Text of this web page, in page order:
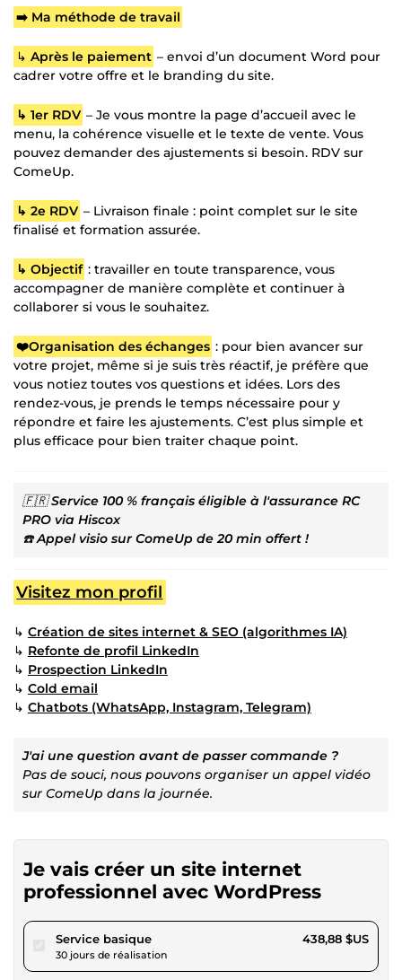
➡️ Ma méthode de travail
↳ Après le paiement – envoi d’un document Word pour
cadrer votre offre et le branding du site.
↳ 1er RDV – Je vous montre la page d’accueil avec le
menu, la cohérence visuelle et le texte de vente. Vous
pouvez demander des ajustements si besoin. RDV sur
ComeUp.
↳ 2e RDV – Livraison finale : point complet sur le site
finalisé et formation assurée.
↳ Objectif : travailler en toute transparence, vous
accompagner de manière complète et continuer à
collaborer si vous le souhaitez.
❤️Organisation des échanges : pour bien avancer sur
votre projet, même si je suis très réactif, je préfère que
vous notiez toutes vos questions et idées. Lors des
rendez-vous, je prends le temps nécessaire pour y
répondre et faire les ajustements. C’est plus simple et
plus efficace pour bien traiter chaque point.
🇫🇷Service 100 % français éligible à l'assurance RC
PRO via Hiscox
☎️Appel visio sur ComeUp de 20 min offert !
Visitez mon profil
↳ Création de sites internet & SEO (algorithmes IA)
↳ Refonte de profil LinkedIn
↳ Prospection LinkedIn
↳ Cold email
↳ Chatbots (WhatsApp, Instagram, Telegram)
J'ai une question avant de passer commande ?
Pas de souci, nous pouvons organiser un appel vidéo
sur ComeUp dans la journée.
Je vais créer un site internet
professionnel avec WordPress
Service basiquepour 404,50 $US
30 jours de réalisation
438,88 $US